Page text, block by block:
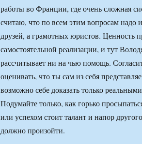
работы во Франции, где очень сложная
считаю, что по всем этим вопросам надо
друзей, а грамотных юристов.
самостоятельной реализации, и тут
рассчитывает ни на чью помощь.
оценивать, что ты сам из себя
возможно себе доказать только
Подумайте только, как горько
или успехом стоит талант и напор
должно произойти.